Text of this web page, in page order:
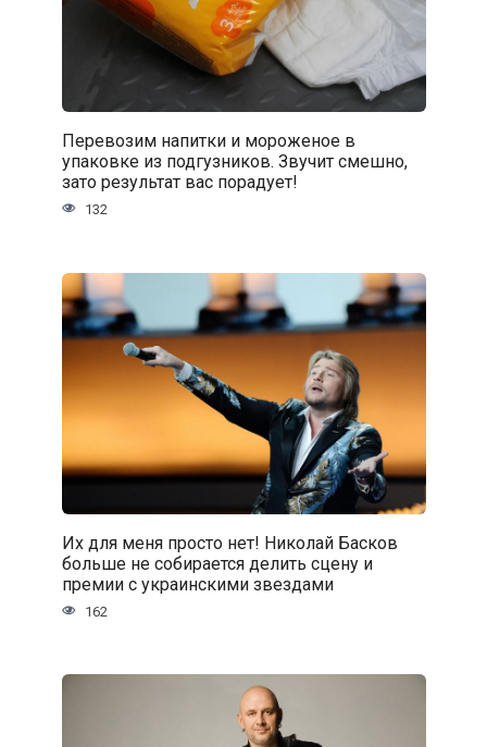
Перевозим напитки и мороженое в
упаковке из подгузников. Звучит смешно,
зато результат вас порадует!
132
Их для меня просто нет! Николай Басков
больше не собирается делить сцену и
премии с украинскими звездами
162